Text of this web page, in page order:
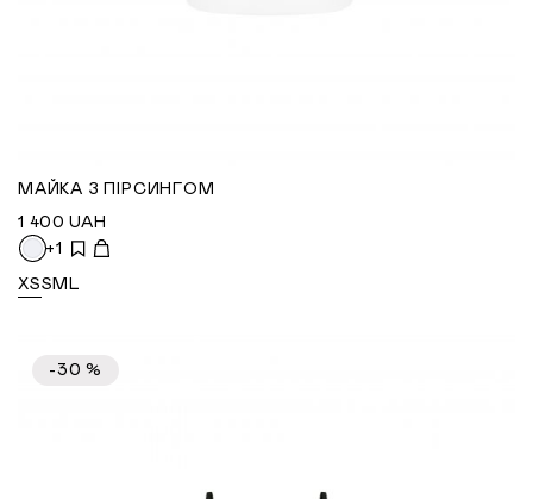
МАЙКА З ПІРСИНГОМ
1 400 UAH
+1
XSS M L
-30 %